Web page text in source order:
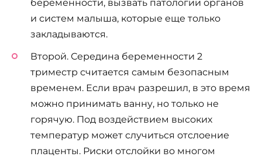
беременности, вызвать патологии органов
и систем малыша, которые еще только
закладываются.
Второй. Середина беременности 2
триместр считается самым безопасным
временем. Если врач разрешил, в это время
можно принимать ванну, но только не
горячую. Под воздействием высоких
температур может случиться отслоение
плаценты. Риски отслойки во многом